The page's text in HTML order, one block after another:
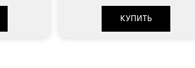
КУПИТЬ